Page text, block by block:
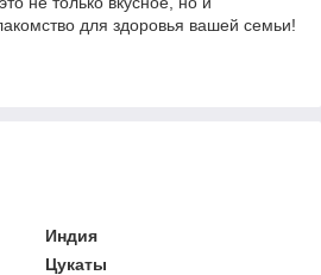
для здоровья вашей семьи!
Индия
Цукаты